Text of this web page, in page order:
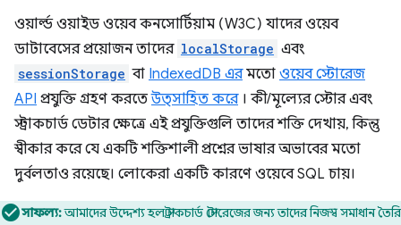
ওয়ার্ল্ড ওয়াইড ওয়েব কনসোর্টিয়াম (W3C) যাদের ওয়েব
ডাটাবেসের প্রয়োজন তাদের localStorage এবং
sessionStorage বা IndexedDB এরমতো ওয়েব স্টোরেজ
API প্রযুক্তি গ্রহণ করতেউত্সাহিত করে। কী/মূল্যের স্টোর এবং
স্ট্রাকচার্ড ডেটার ক্ষেত্রে এই প্রযুক্তিগুলি তাদের শক্তি দেখায়, কিন্তু
স্বীকার করে যে একটি শক্তিশালী প্রশ্নের ভাষার অভাবের মতো
দুর্বলতাও রয়েছে। লোকেরা একটি কারণে ওয়েবে SQL চায়।
সাফল্য:আমাদের উদ্দেশ্য হল স্ট্রাকচার্ড স্টোরেজের জন্য তাদের নিজস্ব সমাধান তৈরি